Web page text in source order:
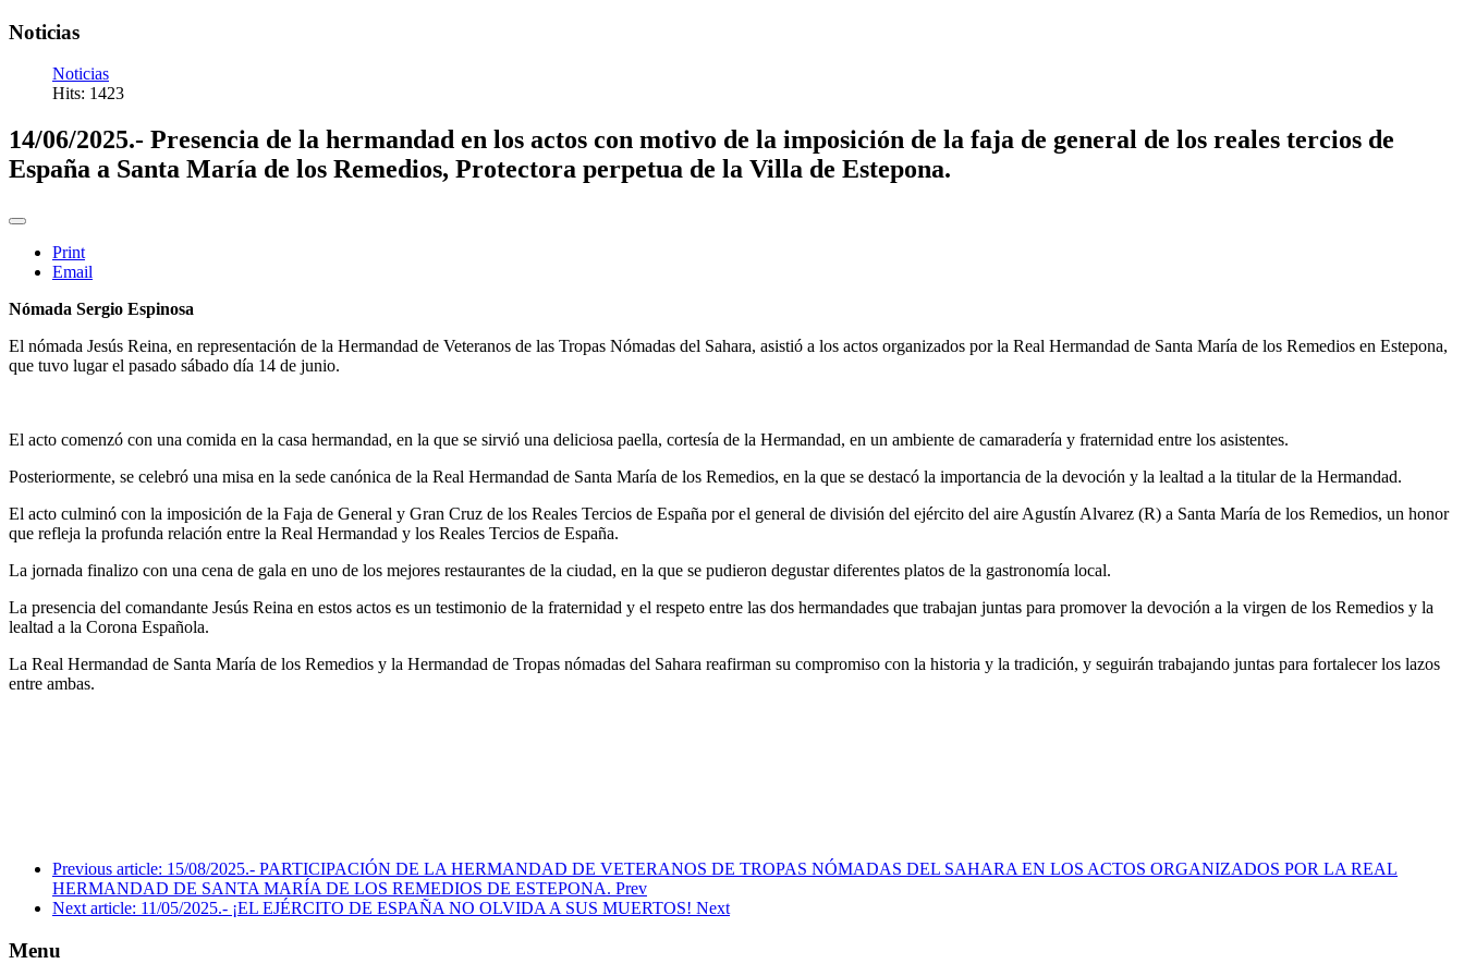
Noticias
Noticias
Hits: 1423
14/06/2025.- Presencia de la hermandad en los actos con motivo de la imposición de la faja de general de los reales tercios de
España a Santa María de los Remedios, Protectora perpetua de la Villa de Estepona.
Print
Email
Nómada Sergio Espinosa
El nómada Jesús Reina, en representación de la Hermandad de Veteranos de las Tropas Nómadas del Sahara, asistió a los actos organizados por la Real Hermandad de Santa María de los Remedios en Estepona,
que tuvo lugar el pasado sábado día 14 de junio.
El acto comenzó con una comida en la casa hermandad, en la que se sirvió una deliciosa paella, cortesía de la Hermandad, en un ambiente de camaradería y fraternidad entre los asistentes.
Posteriormente, se celebró una misa en la sede canónica de la Real Hermandad de Santa María de los Remedios, en la que se destacó la importancia de la devoción y la lealtad a la titular de la Hermandad.
El acto culminó con la imposición de la Faja de General y Gran Cruz de los Reales Tercios de España por el general de división del ejército del aire Agustín Alvarez (R) a Santa María de los Remedios, un honor
que refleja la profunda relación entre la Real Hermandad y los Reales Tercios de España.
La jornada finalizo con una cena de gala en uno de los mejores restaurantes de la ciudad, en la que se pudieron degustar diferentes platos de la gastronomía local.
La presencia del comandante Jesús Reina en estos actos es un testimonio de la fraternidad y el respeto entre las dos hermandades que trabajan juntas para promover la devoción a la virgen de los Remedios y la
lealtad a la Corona Española.
La Real Hermandad de Santa María de los Remedios y la Hermandad de Tropas nómadas del Sahara reafirman su compromiso con la historia y la tradición, y seguirán trabajando juntas para fortalecer los lazos
entre ambas.
Previous article: 15/08/2025.- PARTICIPACIÓN DE LA HERMANDAD DE VETERANOS DE TROPAS NÓMADAS DEL SAHARA EN LOS ACTOS ORGANIZADOS POR LA REAL
HERMANDAD DE SANTA MARÍA DE LOS REMEDIOS DE ESTEPONA. Prev
Next article: 11/05/2025.- ¡EL EJÉRCITO DE ESPAÑA NO OLVIDA A SUS MUERTOS! Next
Menu